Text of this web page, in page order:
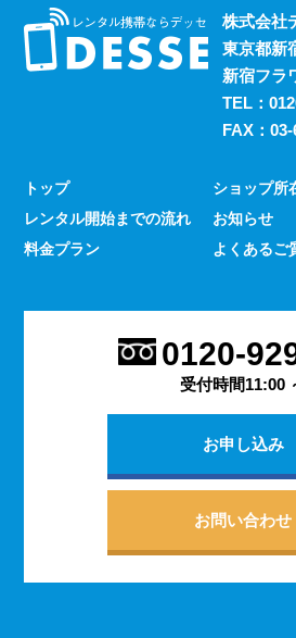
検証用にスマホのレンタルをお考え
相談ください。
過去に発生した料金トラブルなど、
からスマホの利用契約を締結できな
うな連絡手段となるものは手元にな
るものです。 デッセでは、そういっ
にご契約いただけるレンタルスマホ
してだけでなく出退勤やスケジュー
します。 会社は人の出入りもあり
ホのように1台1台契約するよりも
方がよりお得に利用できます。 会
個人でのご利用から法人向けの複数
様の用途に合わせた様々な利用方法
株式会社
東京都新
新宿フラ
TEL：
FAX：
トップ
レンタル開始までの流れ
料金プラン
ショップ所
お知らせ
よくあるご
0120-
受付時間11:00
お申し込み
お問い合わせ